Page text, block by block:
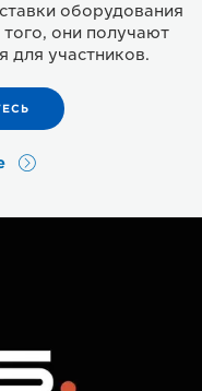
оборудования
они получают
для участников.